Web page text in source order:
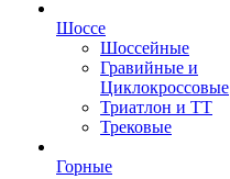
Шоссе
Шоссейные
Гравийные и
Циклокроссовые
Триатлон и ТТ
Трековые
Горные